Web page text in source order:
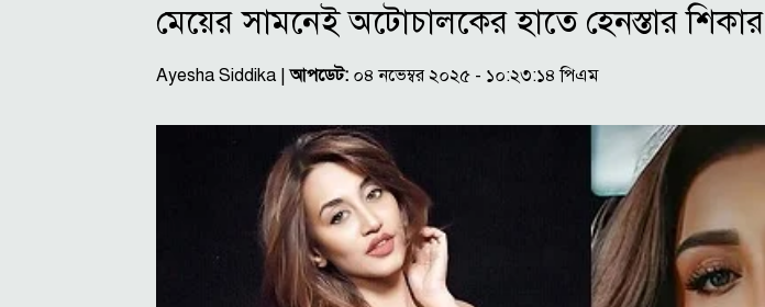
মেয়ের সামনেই অটোচালকের হাতে হেনস্তার শিকার
Ayesha Siddika |আপডেট: ০৪ নভেম্বর ২০২৫ - ১০:২৩:১৪ পিএম